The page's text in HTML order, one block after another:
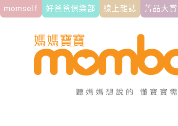
momself 好爸爸俱樂部 線上雜誌 菁品大賞